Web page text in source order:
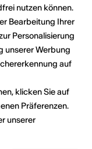
Pharmazeut
limitiert, pro
3 Kurse pro
besucht
Wallis.
kostenlos.
nutzen können.
Bearbeitung Ihrer
Personalisierung
unserer Werbung
auf
klicken Sie auf
Präferenzen.
unserer